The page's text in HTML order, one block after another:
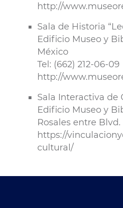
http://
Sala de Historia
Edificio Museo y
México
Tel: (662) 212-06-09
http://
Sala Interactiva de
Edificio Museo y
Rosales entre
https://
cultural/